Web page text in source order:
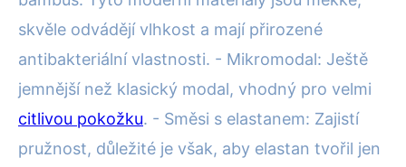
skvěle odvádějí vlhkost a mají přirozené
antibakteriální vlastnosti. - Mikromodal: Ještě
jemnější než klasický modal, vhodný pro velmi
citlivou pokožku. - Směsi s elastanem: Zajistí
pružnost, důležité je však, aby elastan tvořil jen